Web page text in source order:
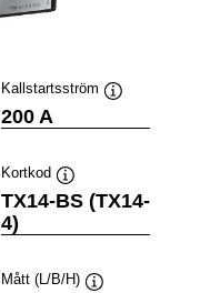
Kallstartsström
200 A
Kortkod
Verktygstips
TX14-BS (TX14-
4)
Mått (L/B/H)